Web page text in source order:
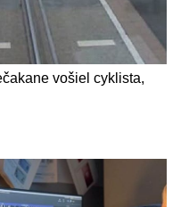
vošiel cyklista,